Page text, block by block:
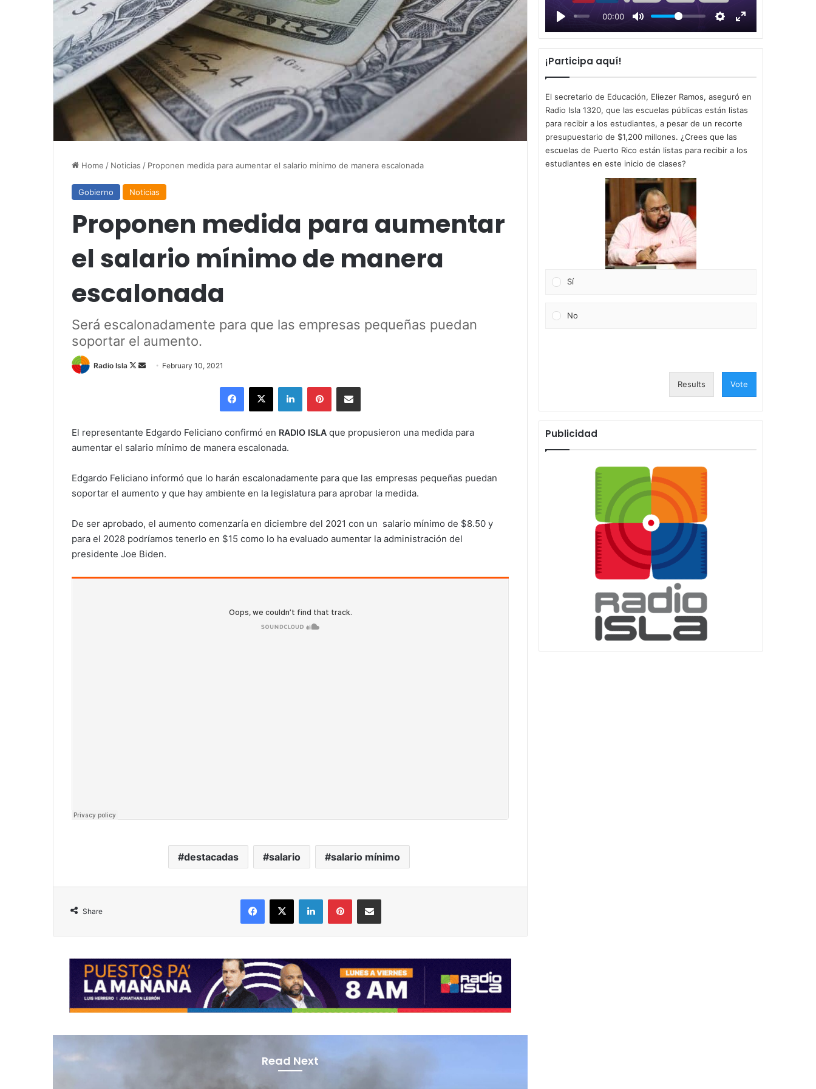
Home / Noticias / Proponen medida para aumentar el salario mínimo de manera escalonada
Gobierno Noticias
Proponen medida para aumentar
el salario mínimo de manera
escalonada
Será escalonadamente para que las empresas pequeñas puedan
soportar el aumento.
Radio Isla
Follow
Send February 10, 2021
Facebook
X LinkedInPinterestShare via Email
El representante Edgardo Feliciano confirmó en RADIO ISLA que propusieron una medida para
aumentar el salario mínimo de manera escalonada.
Edgardo Feliciano informó que lo harán escalonadamente para que las empresas pequeñas puedan
soportar el aumento y que hay ambiente en la legislatura para aprobar la medida.
De ser aprobado, el aumento comenzaría en diciembre del 2021 con un salario mínimo de $8.50 y
para el 2028 podríamos tenerlo en $15 como lo ha evaluado aumentar la administración del
presidente Joe Biden.
destacadas salario salario mínimo
Share
Facebook
X LinkedInPinterestShare via Email
Read Next
00:00
l
a
y
¡Participa aquí!
El secretario de Educación, Eliezer Ramos, aseguró en
Radio Isla 1320, que las escuelas públicas están listas
para recibir a los estudiantes, a pesar de un recorte
presupuestario de $1,200 millones. ¿Crees que las
escuelas de Puerto Rico están listas para recibir a los
estudiantes en este inicio de clases?
Sí
No
Results Vote
Publicidad